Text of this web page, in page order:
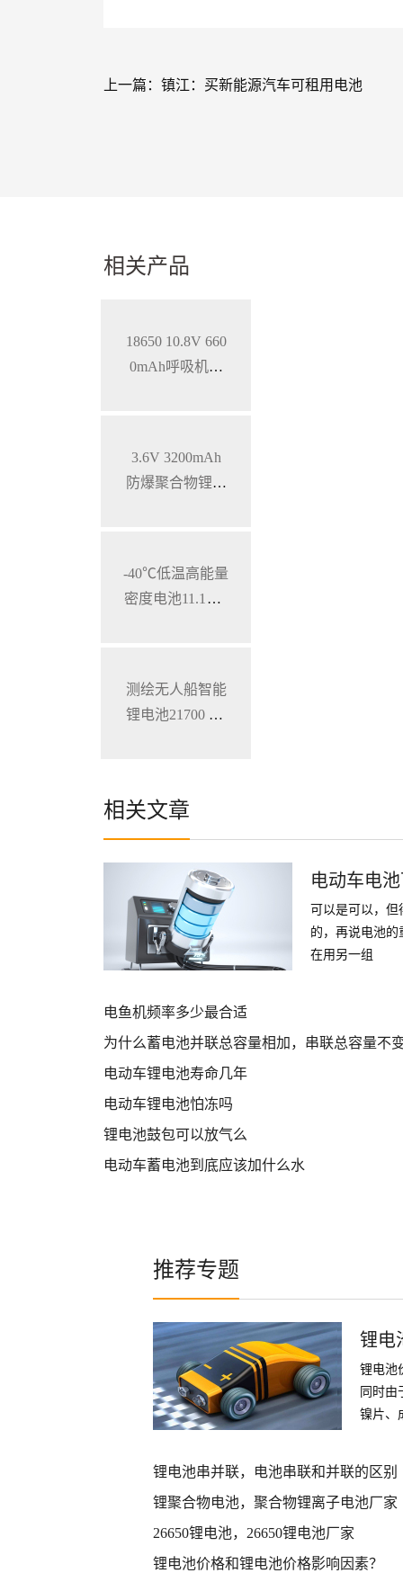
上一篇： 镇江：买新能源汽车可租用电池
相关产品
18650 10.8V 660
0mAh呼吸机智
3.6V 3200mAh
防爆聚合物锂电
-40℃低温高能量
密度电池11.1V 7
测绘无人船智能
锂电池21700 28.
相关文章
电动车电
可以是可以，
的，再说电池
在用另一组
电鱼机频率多少最合适
为什么蓄电池并联总容量相加，串联总容量不
电动车锂电池寿命几年
电动车锂电池怕冻吗
锂电池鼓包可以放气么
电动车蓄电池到底应该加什么水
推荐专题
锂电
锂电池
同时由
镍片、
锂电池串并联，电池串联和并联的区别
锂聚合物电池，聚合物锂离子电池厂家
26650锂电池，26650锂电池厂家
锂电池价格和锂电池价格影响因素？